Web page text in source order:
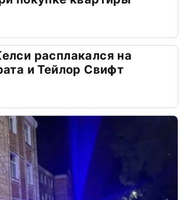
расплакался на
и Тейлор Свифт